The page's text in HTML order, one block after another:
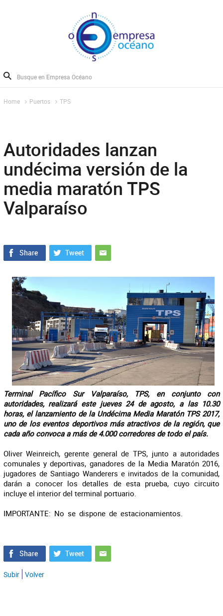
Home Puertos TPS
Autoridades lanzan
undécima versión de la
media maratón TPS
Valparaíso
Terminal Pacífico Sur Valparaíso, TPS, en conjunto con
autoridades, realizará este jueves 24 de agosto, a las 10.30
horas, el lanzamiento de la Undécima Media Maratón TPS 2017,
uno de los eventos deportivos más atractivos de la región, que
cada año convoca a más de 4.000 corredores de todo el país.
Oliver Weinreich, gerente general de TPS, junto a autoridades
comunales y deportivas, ganadores de la Media Maratón 2016,
jugadores de Santiago Wanderers e invitados de la comunidad,
darán a conocer los detalles de esta prueba, cuyo circuito
incluye el interior del terminal portuario.
IMPORTANTE: No se dispone de estacionamientos.
Subir Volver